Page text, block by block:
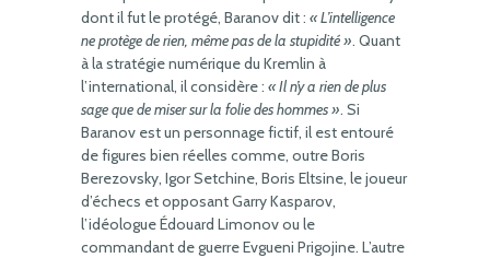
dont il fut le protégé, Baranov dit : « L’intelligence
ne protège de rien, même pas de la stupidité ». Quant
à la stratégie numérique du Kremlin à
l’international, il considère : « Il n’y a rien de plus
sage que de miser sur la folie des hommes ». Si
Baranov est un personnage fictif, il est entouré
de figures bien réelles comme, outre Boris
Berezovsky, Igor Setchine, Boris Eltsine, le joueur
d’échecs et opposant Garry Kasparov,
l’idéologue Édouard Limonov ou le
commandant de guerre Evgueni Prigojine. L’autre